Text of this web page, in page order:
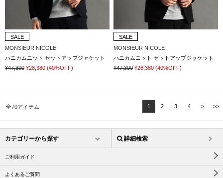
SALE
MONSIEUR NICOLE
ハニカムニット セットアップジャケット
¥47,300 ¥28,380 (40%OFF)
SALE
MONSIEUR NICOLE
ハニカムニット セットアップジャケット
¥47,300 ¥28,380 (40%OFF)
全70アイテム 1 2 3 4 > >>
カテゴリーから探す 詳細検索
ご利用ガイド
よくあるご質問